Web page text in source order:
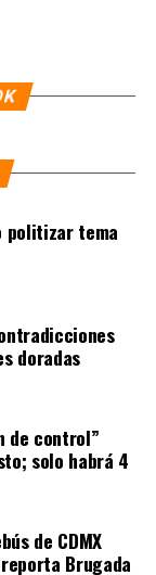
politizar tema
doradas
de control”
solo habrá 4
de CDMX
Brugada